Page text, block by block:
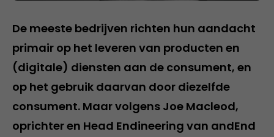
De meeste bedrijven richten hun aandacht
primair op het leveren van producten en
(digitale) diensten aan de consument, en
op het gebruik daarvan door diezelfde
consument. Maar volgens Joe Macleod,
oprichter en Head Endineering van andEnd